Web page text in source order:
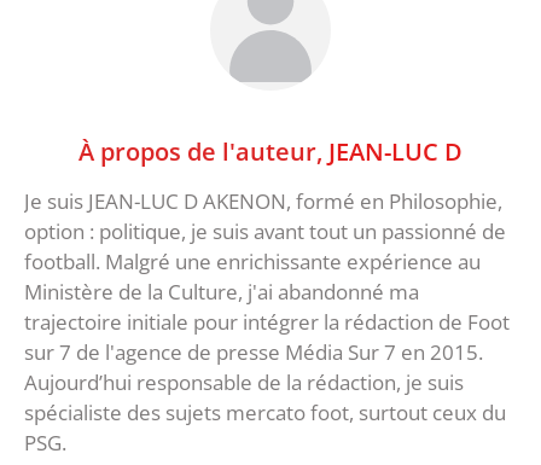
À propos de l'auteur, JEAN-LUC D
Je suis JEAN-LUC D AKENON, formé en Philosophie,
option : politique, je suis avant tout un passionné de
football. Malgré une enrichissante expérience au
Ministère de la Culture, j'ai abandonné ma
trajectoire initiale pour intégrer la rédaction de Foot
sur 7 de l'agence de presse Média Sur 7 en 2015.
Aujourd’hui responsable de la rédaction, je suis
spécialiste des sujets mercato foot, surtout ceux du
PSG.